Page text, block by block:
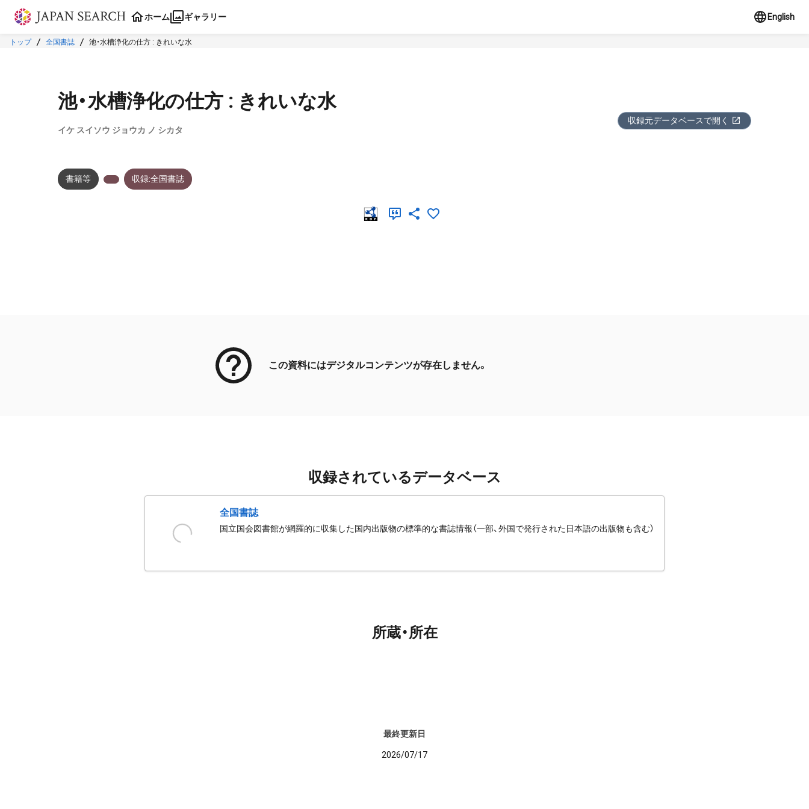
本文に飛ぶ
ホーム ギャラリー English
トップ 全国書誌 池・水槽浄化の仕方 : きれいな水
池・水槽浄化の仕方 : きれいな水
イケ スイソウ ジョウカ ノ シカタ
収録元データベースで開く
書籍等 収録:全国書誌
この資料にはデジタルコンテンツが存在しません。
収録されているデータベース
全国書誌
国立国会図書館が網羅的に収集した国内出版物の標準的な書誌情報（一部、外国で発行された日本語の出版物も含む）
所蔵・所在
最終更新日
2026/07/17